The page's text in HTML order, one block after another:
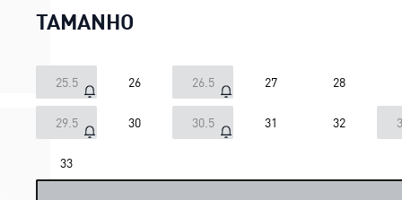
TAMANHO
25.5 26 26.5 27 28
29.5 30 30.5 31 32
33